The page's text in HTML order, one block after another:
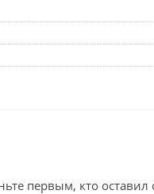
первым, кто оставил